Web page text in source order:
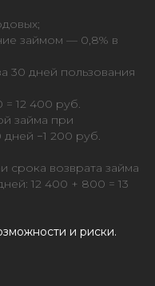
займом — 0,8% в
30 дней пользования
= 12 400 руб.
займа при
дней −1 200 руб.
срока возврата займа
12 400 + 800 = 13
и риски.